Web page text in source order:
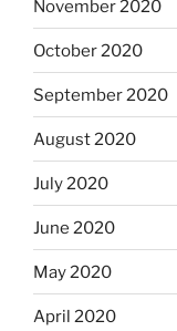
November 2020
October 2020
September 2020
August 2020
July 2020
June 2020
May 2020
April 2020